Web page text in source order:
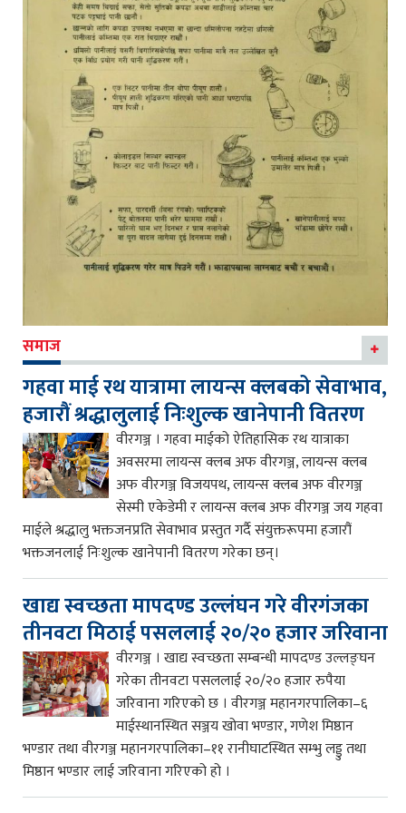
समाज
गहवा माई रथ यात्रामा लायन्स क्लबको सेवाभाव,
हजारौं श्रद्धालुलाई निःशुल्क खानेपानी वितरण
वीरगञ्ज । गहवा माईको ऐतिहासिक रथ यात्राका
अवसरमा लायन्स क्लब अफ वीरगञ्ज, लायन्स क्लब
अफ वीरगञ्ज विजयपथ, लायन्स क्लब अफ वीरगञ्ज
सेस्मी एकेडेमी र लायन्स क्लब अफ वीरगञ्ज जय गहवा
माईले श्रद्धालु भक्तजनप्रति सेवाभाव प्रस्तुत गर्दै संयुक्तरूपमा हजारौं
भक्तजनलाई निःशुल्क खानेपानी वितरण गरेका छन्।
खाद्य स्वच्छता मापदण्ड उल्लंघन गरे वीरगंजका
तीनवटा मिठाई पसललाई २०/२० हजार जरिवाना
वीरगञ्ज । खाद्य स्वच्छता सम्बन्धी मापदण्ड उल्लङ्घन
गरेका तीनवटा पसललाई २०/२० हजार रुपैया
जरिवाना गरिएको छ । वीरगञ्ज महानगरपालिका–६
माईस्थानस्थित सञ्जय खोवा भण्डार, गणेश मिष्ठान
भण्डार तथा वीरगञ्ज महानगरपालिका–११ रानीघाटस्थित सम्भु लड्डु तथा
मिष्ठान भण्डार लाई जरिवाना गरिएको हो ।